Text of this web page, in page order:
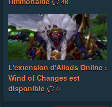
L'extension d'Allods Online :
Wind of Changes est
disponible
0